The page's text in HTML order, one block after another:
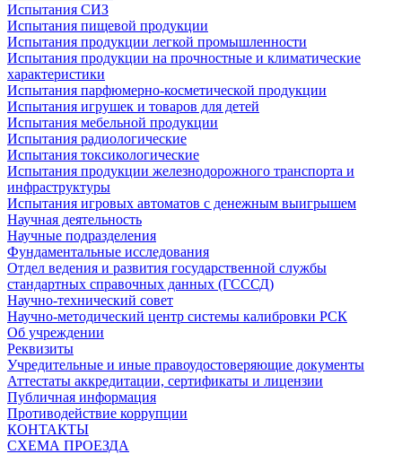
Испытания СИЗ
Испытания пищевой продукции
Испытания продукции легкой промышленности
Испытания продукции на прочностные и климатические
характеристики
Испытания парфюмерно-косметической продукции
Испытания игрушек и товаров для детей
Испытания мебельной продукции
Испытания радиологические
Испытания токсикологические
Испытания продукции железнодорожного транспорта и
инфраструктуры
Испытания игровых автоматов с денежным выигрышем
Научная деятельность
Научные подразделения
Фундаментальные исследования
Отдел ведения и развития государственной службы
стандартных справочных данных (ГСССД)
Научно-технический совет
Научно-методический центр системы калибровки РСК
Об учреждении
Реквизиты
Учредительные и иные правоудостоверяющие документы
Аттестаты аккредитации, сертификаты и лицензии
Публичная информация
Противодействие коррупции
КОНТАКТЫ
СХЕМА ПРОЕЗДА